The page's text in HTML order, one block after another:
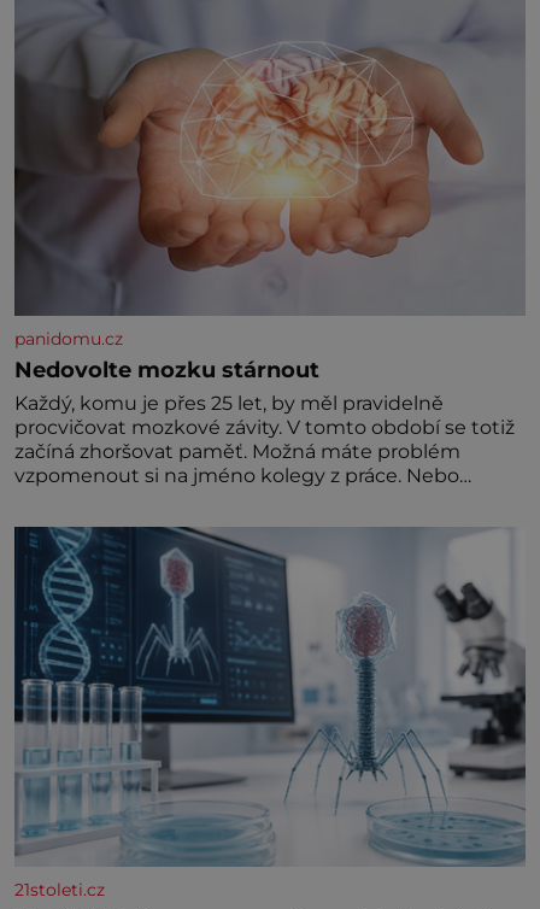
panidomu.cz
Nedovolte mozku stárnout
Každý, komu je přes 25 let, by měl pravidelně
procvičovat mozkové závity. V tomto období se totiž
začíná zhoršovat paměť. Možná máte problém
vzpomenout si na jméno kolegy z práce. Nebo
nedávno přečetli. Je to opravdu tak, s věkem jako
kdyby se paměť rozhodla stávkovat. Cvičte
21stoleti.cz